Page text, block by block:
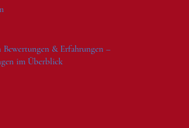
& Erfahrungen –
im Überblick